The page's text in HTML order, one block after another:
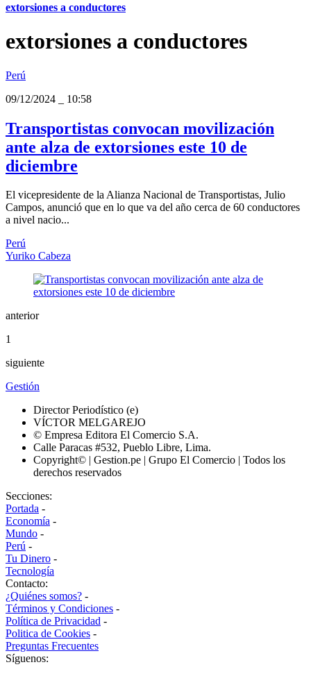
extorsiones a conductores
extorsiones a conductores
Perú
09/12/2024
10:58
Transportistas convocan movilización
ante alza de extorsiones este 10 de
diciembre
El vicepresidente de la Alianza Nacional de Transportistas, Julio
Campos, anunció que en lo que va del año cerca de 60 conductores
a nivel nacio...
Perú
Yuriko Cabeza
anterior
1
siguiente
Gestión
Director Periodístico (e)
VÍCTOR MELGAREJO
© Empresa Editora El Comercio S.A.
Calle Paracas #532, Pueblo Libre, Lima.
Copyright© | Gestion.pe | Grupo El Comercio | Todos los
derechos reservados
Secciones:
Portada -
Economía -
Mundo -
Perú -
Tu Dinero -
Tecnología
Contacto:
¿Quiénes somos? -
Términos y Condiciones -
Política de Privacidad -
Politica de Cookies -
Preguntas Frecuentes
Síguenos: